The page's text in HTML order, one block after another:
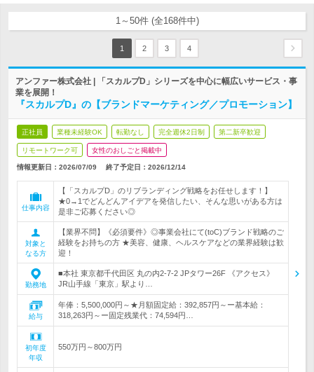
1～50件 (全168件中)
1 2 3 4
アンファー株式会社 | 「スカルプD」シリーズを中心に幅広いサービス・事
業を展開！
『スカルプD』の【ブランドマーケティング／プロモーション】
正社員 業種未経験OK 転勤なし 完全週休2日制 第二新卒歓迎
リモートワーク可 女性のおしごと掲載中
情報更新日：2026/07/09 終了予定日： 2026/12/14
仕事内容
【「スカルプD」のリブランディング戦略をお任せします！】
★0→1でどんどんアイデアを発信したい、そんな思いがある方は
是非ご応募ください◎
対象と
なる方
【業界不問】《必須要件》◎事業会社にて(toC)ブランド戦略のご
経験をお持ちの方 ★美容、健康、ヘルスケアなどの業界経験は歓
迎！
勤務地
■本社 東京都千代田区 丸の内2-7-2 JPタワー26F 《アクセス》
JR山手線「東京」駅より…
給与
年俸：5,500,000円～★月額固定給：392,857円～ー基本給：
318,263円～ー固定残業代：74,594円…
初年度
年収
550万円～800万円